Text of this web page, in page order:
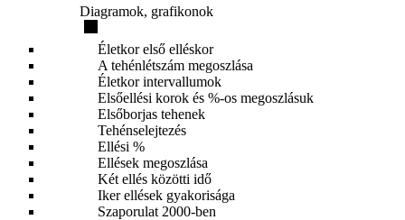
Diagramok, grafikonok
Életkor első elléskor
A tehénlétszám megoszlása
Életkor intervallumok
Elsőellési korok és %-os megoszlásuk
Elsőborjas tehenek
Tehénselejtezés
Ellési %
Ellések megoszlása
Két ellés közötti idő
Iker ellések gyakorisága
Szaporulat 2000-ben